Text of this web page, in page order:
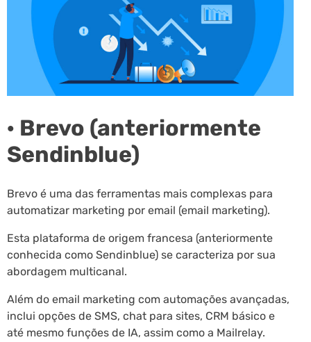
· Brevo (anteriormente
Sendinblue)
Brevo é uma das ferramentas mais complexas para
automatizar marketing por email (email marketing).
Esta plataforma de origem francesa (anteriormente
conhecida como Sendinblue) se caracteriza por sua
abordagem multicanal.
Além do email marketing com automações avançadas,
inclui opções de SMS, chat para sites, CRM básico e
até mesmo funções de IA, assim como a Mailrelay.